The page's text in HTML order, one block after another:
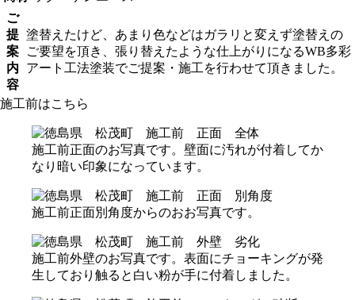
ご
提
案
内
容
塗替えたけど、あまり色などはガラリと変えず塗替えの
ご要望を頂き、張り替えたような仕上がりになるWB多彩
アート工法塗装でご提案・施工を行わせて頂きました。
施工前はこちら
施工前正面のお写真です。壁面に汚れが付着してか
なり暗い印象になっています。
施工前正面別角度からのおお写真です。
施工前外壁のお写真です。表面にチョーキングが発
生しており触ると白い粉が手に付着しました。